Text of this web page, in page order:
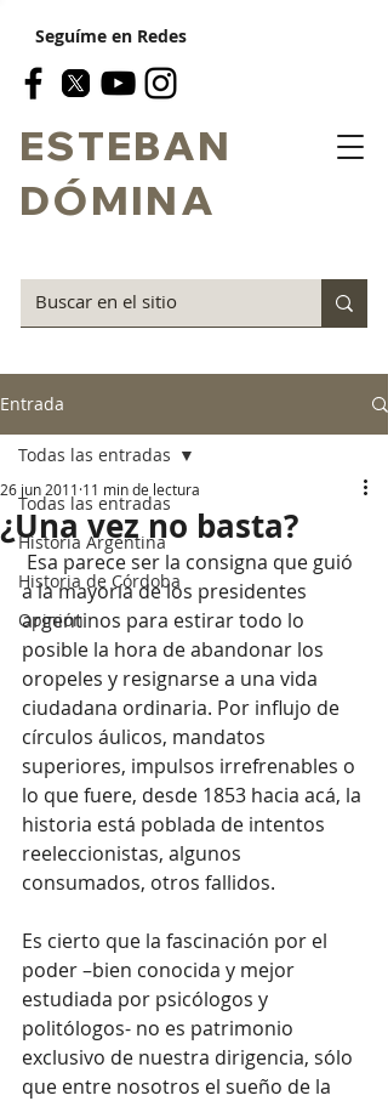
ESTEBAN
DÓMINA
Seguíme en Redes
Entrada
Todas las entradas
Historia Argentina
Historia de Córdoba
Opinión
Todas las entradas
¿Una vez no basta?
26 jun 2011 11 min de lectura
a la mayoría de los presidentes
argentinos para estirar todo lo
posible la hora de abandonar los
oropeles y resignarse a una vida
ciudadana ordinaria. Por influjo de
círculos áulicos, mandatos
superiores, impulsos irrefrenables o
lo que fuere, desde 1853 hacia acá, la
historia está poblada de intentos
reeleccionistas, algunos
consumados, otros fallidos.
Es cierto que la fascinación por el
poder –bien conocida y mejor
estudiada por psicólogos y
politólogos- no es patrimonio
exclusivo de nuestra dirigencia, sólo
que entre nosotros el sueño de la